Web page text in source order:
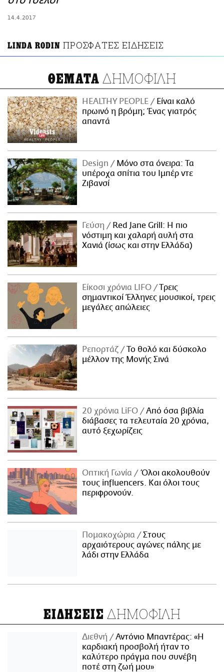
14.4.2017
LINDA RODIN ΠΡΟΣΦΑΤΕΣ ΕΙΔΗΣΕΙΣ
ΘΕΜΑΤΑ ΔΗΜΟΦΙΛΗ
HEALTHY PEOPLE
Είναι καλό
πρωινό η βρόμη; Ένας γιατρός
απαντά
Design
Μόνο στα όνειρα: Τα
υπέροχα σπίτια του Ιμπέρ ντε
Ζιβανσί
Γεύση
Red Jane Grill: Η πιο
νόστιμη και χαλαρή αυλή στα
Χανιά (ίσως και στην Ελλάδα)
Είκοσι χρόνια LIFO
Tρεις
σημαντικοί Έλληνες μουσικοί, τρεις
μεγάλες απώλειες
Ρεπορτάζ
Το θολό και δύσκολο
μέλλον της Μονής Σινά
20 χρόνια LiFO
Από όσα βιβλία
διάβασες τα τελευταία 20 χρόνια,
αυτό ξεχωρίζεις
Οπτική Γωνία
Όλοι ακολουθούν
τους influencers. Και όλοι τους
περιφρονούν.
Πομακοχώρια
Στους
αρχαιότερους αγώνες πάλης με
λάδι στην Ελλάδα
ΕΙΔΗΣΕΙΣ ΔΗΜΟΦΙΛΗ
Διεθνή
Αντόνιο Μπαντέρας: «Η
καρδιακή προσβολή ήταν το
καλύτερο πράγμα που συνέβη
ποτέ στη ζωή μου»